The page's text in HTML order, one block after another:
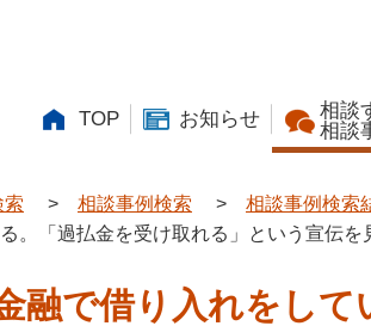
TOP お知らせ
相談
相談
索 > 相談事例検索 > 相談事例検索
。「過払金を受け取れる」という宣伝
融で借り入れをして